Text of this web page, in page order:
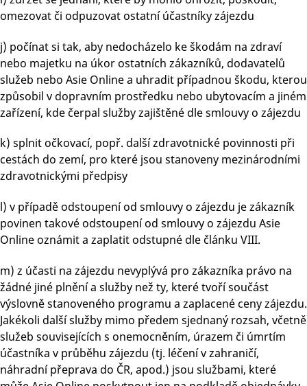
omezovat či odpuzovat ostatní účastníky zájezdu
j) počínat si tak, aby nedocházelo ke škodám na zdraví
nebo majetku na úkor ostatních zákazníků, dodavatelů
služeb nebo Asie Online a uhradit případnou škodu, kterou
způsobil v dopravním prostředku nebo ubytovacím a jiném
zařízení, kde čerpal služby zajištěné dle smlouvy o zájezdu
k) splnit očkovací, popř. další zdravotnické povinnosti při
cestách do zemí, pro které jsou stanoveny mezinárodními
zdravotnickými předpisy
l) v případě odstoupení od smlouvy o zájezdu je zákazník
povinen takové odstoupení od smlouvy o zájezdu Asie
Online oznámit a zaplatit odstupné dle článku VIII.
m) z účasti na zájezdu nevyplývá pro zákazníka právo na
žádné jiné plnění a služby než ty, které tvoří součást
výslovně stanoveného programu a zaplacené ceny zájezdu.
Jakékoli další služby mimo předem sjednaný rozsah, včetně
služeb souvisejících s onemocněním, úrazem či úmrtím
účastníka v průběhu zájezdu (tj. léčení v zahraničí,
náhradní přeprava do ČR, apod.) jsou službami, které